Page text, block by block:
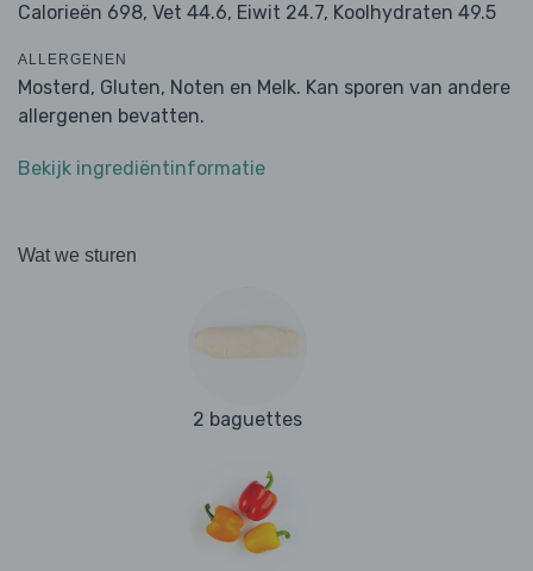
Calorieën 698, Vet 44.6, Eiwit 24.7, Koolhydraten 49.5
ALLERGENEN
Mosterd, Gluten, Noten en Melk. Kan sporen van andere
allergenen bevatten.
Bekijk ingrediëntinformatie
Wat we sturen
2 baguettes